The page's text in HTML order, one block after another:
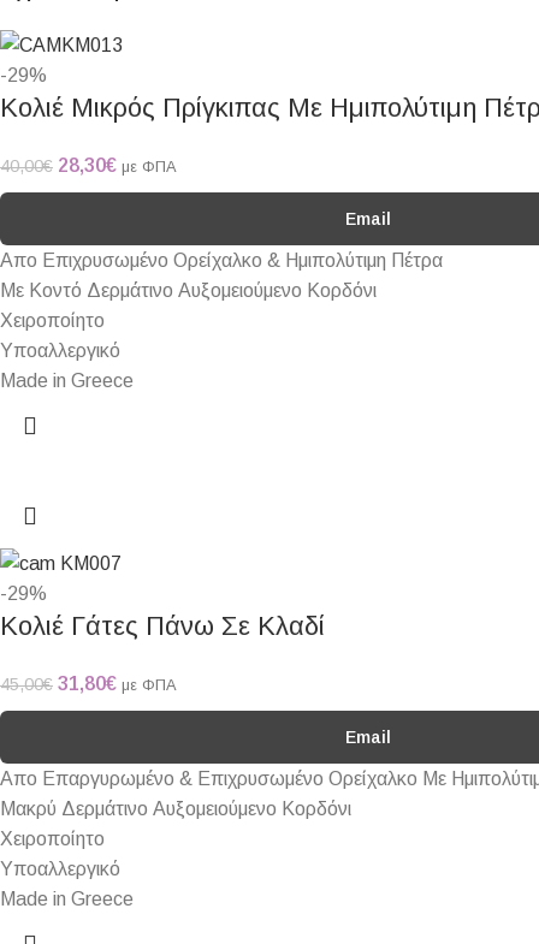
-29%
Κολιέ Μικρός Πρίγκιπας Με Ημιπολύτιμη
40,00€ 28,30€ με ΦΠΑ
Email
Απο Επιχρυσωμένο Ορείχαλκο & Ημιπολύτιμη Πέτρα
Με Κοντό Δερμάτινο Αυξομειούμενο Κορδόνι
Χειροποίητο
Υποαλλεργικό
Made in Greece
-29%
Κολιέ Γάτες Πάνω Σε Κλαδί
45,00€ 31,80€ με ΦΠΑ
Email
Απο Επαργυρωμένο & Επιχρυσωμένο Ορείχαλκο Με
Μακρύ Δερμάτινο Αυξομειούμενο Κορδόνι
Χειροποίητο
Υποαλλεργικό
Made in Greece